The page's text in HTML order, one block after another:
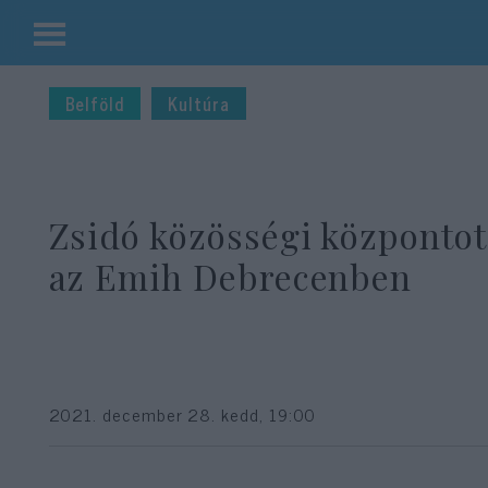
Kilépés
tartalomba
Belföld Kultúra
Zsidó közösségi
az Emih Debrecenben
2021. december 28. kedd, 19:00